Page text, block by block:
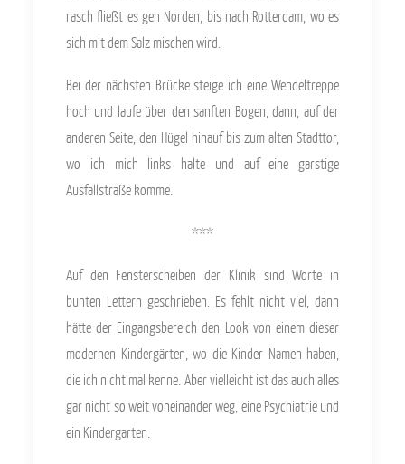
rasch fließt es gen Norden, bis nach Rotterdam, wo es
sich mit dem Salz mischen wird.
Bei der nächsten Brücke steige ich eine Wendeltreppe
hoch und laufe über den sanften Bogen, dann, auf der
anderen Seite, den Hügel hinauf bis zum alten Stadttor,
wo ich mich links halte und auf eine garstige
Ausfallstraße komme.
***
Auf den Fensterscheiben der Klinik sind Worte in
bunten Lettern geschrieben. Es fehlt nicht viel, dann
hätte der Eingangsbereich den Look von einem dieser
modernen Kindergärten, wo die Kinder Namen haben,
die ich nicht mal kenne. Aber vielleicht ist das auch alles
gar nicht so weit voneinander weg, eine Psychiatrie und
ein Kindergarten.